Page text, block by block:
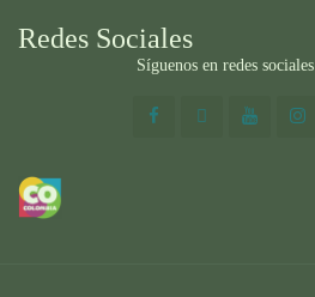
Redes Sociales
Síguenos en redes sociales